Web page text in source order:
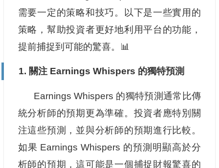
需要一定的策略和技巧。以下是一些實用的
策略，幫助投資者更好地利用平台的功能，
提前捕捉到可能的驚喜。📊
1. 關注 Earnings Whispers 的獨特預測
Earnings Whispers 的獨特預測通常比傳
統分析師的預期更為準確。投資者應特別關
注這些預測，並與分析師的預期進行比較。
如果 Earnings Whispers 的預測明顯高於分
析師的預期，這可能是一個捕捉財報驚喜的